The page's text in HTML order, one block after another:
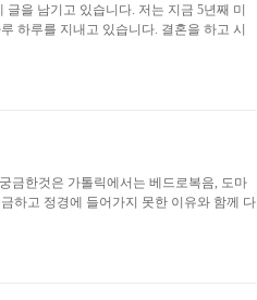
을 남기고 있습니다. 저는 지금 5년째 미
하루를 지내고 있습니다. 결혼을 하고 시
금한것은 가톨릭에서는 베드로복음, 도마
하고 정경에 들어가지 못한 이유와 함께 다